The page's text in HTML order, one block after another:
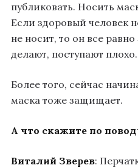
публиковать. Носить
Если здоровый человек
не носит, то он все равно
делают, поступают плохо.
Более того, сейчас
маска тоже защищает.
А что скажите по
Виталий Зверев: